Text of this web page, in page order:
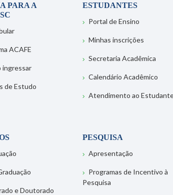
PARA A
ACAFE
ingressar
de Estudo
ESTUDANTES
Portal de Ensino
Minhas inscrições
Secretaria Acadêmica
Calendário Acadêmico
Atendimento ao
e Doutorado
PESQUISA
Apresentação
Programas de Incentivo à
Pesquisa